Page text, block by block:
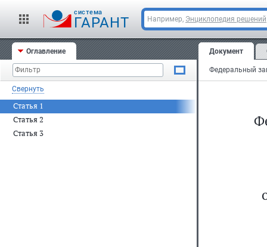
cистема
ГАРАНТ Например, Энциклопедия решений
Оглавление
Свернуть
Статья 1
Статья 2
Статья 3
Документ